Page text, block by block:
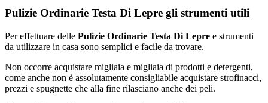
Pulizie Ordinarie Testa Di Lepre gli strumenti utili
Per effettuare delle Pulizie Ordinarie Testa Di Lepre e strumenti
da utilizzare in casa sono semplici e facile da trovare.
Non occorre acquistare migliaia e migliaia di prodotti e detergenti,
come anche non è assolutamente consigliabile acquistare strofinacci,
prezzi e spugnette che alla fine rilasciano anche dei peli.